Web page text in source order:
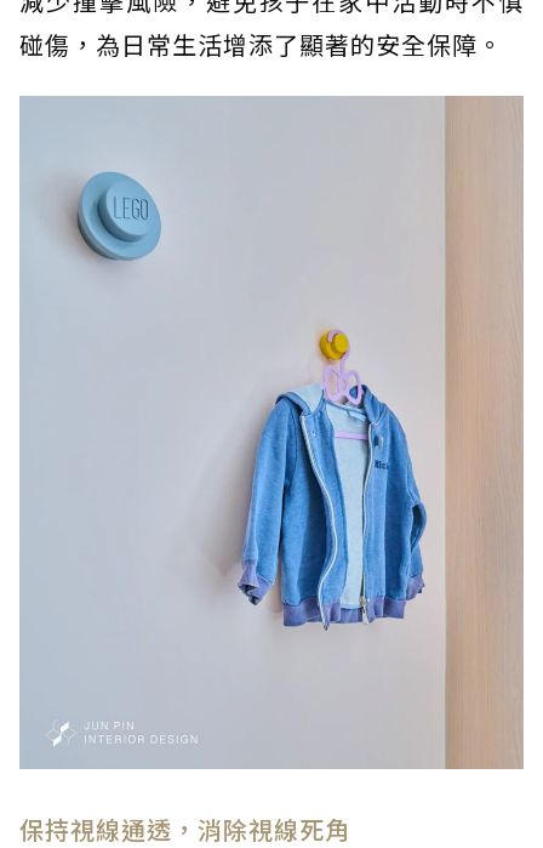
碰傷，為日常生活增添了顯著的安全保障。
保持視線通透，消除視線死角